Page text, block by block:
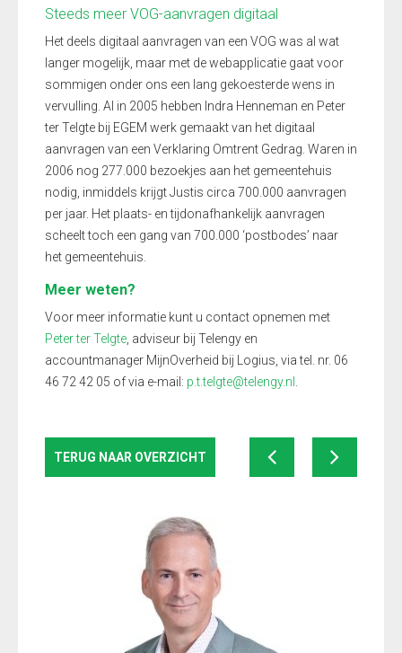
Steeds meer VOG-aanvragen digitaal
Het deels digitaal aanvragen van een VOG was al wat
langer mogelijk, maar met de webapplicatie gaat voor
sommigen onder ons een lang gekoesterde wens in
vervulling. Al in 2005 hebben Indra Henneman en Peter
ter Telgte bij EGEM werk gemaakt van het digitaal
aanvragen van een Verklaring Omtrent Gedrag. Waren in
2006 nog 277.000 bezoekjes aan het gemeentehuis
nodig, inmiddels krijgt Justis circa 700.000 aanvragen
per jaar. Het plaats- en tijdonafhankelijk aanvragen
scheelt toch een gang van 700.000 ‘postbodes’ naar
het gemeentehuis.
Meer weten?
Voor meer informatie kunt u contact opnemen met
Peter ter Telgte , adviseur bij Telengy en
accountmanager MijnOverheid bij Logius, via tel. nr. 06
46 72 42 05 of via e-mail: p.t.telgte@telengy.nl
TERUG NAAR OVERZICHT